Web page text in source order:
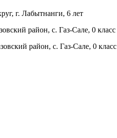
г. Лабытнанги, 6 лет
район, с. Газ-Сале, 0 класс
район, с. Газ-Сале, 0 класс